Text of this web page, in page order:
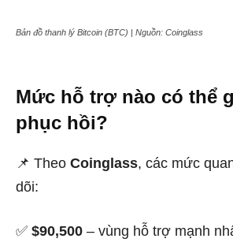
Bản đồ thanh lý Bitcoin (BTC) | Nguồn: Coinglass
Mức hỗ trợ nào có thể
phục hồi?
📌 Theo Coinglass, các mức
dõi:
✅ $90,500 – vùng hỗ trợ mạnh